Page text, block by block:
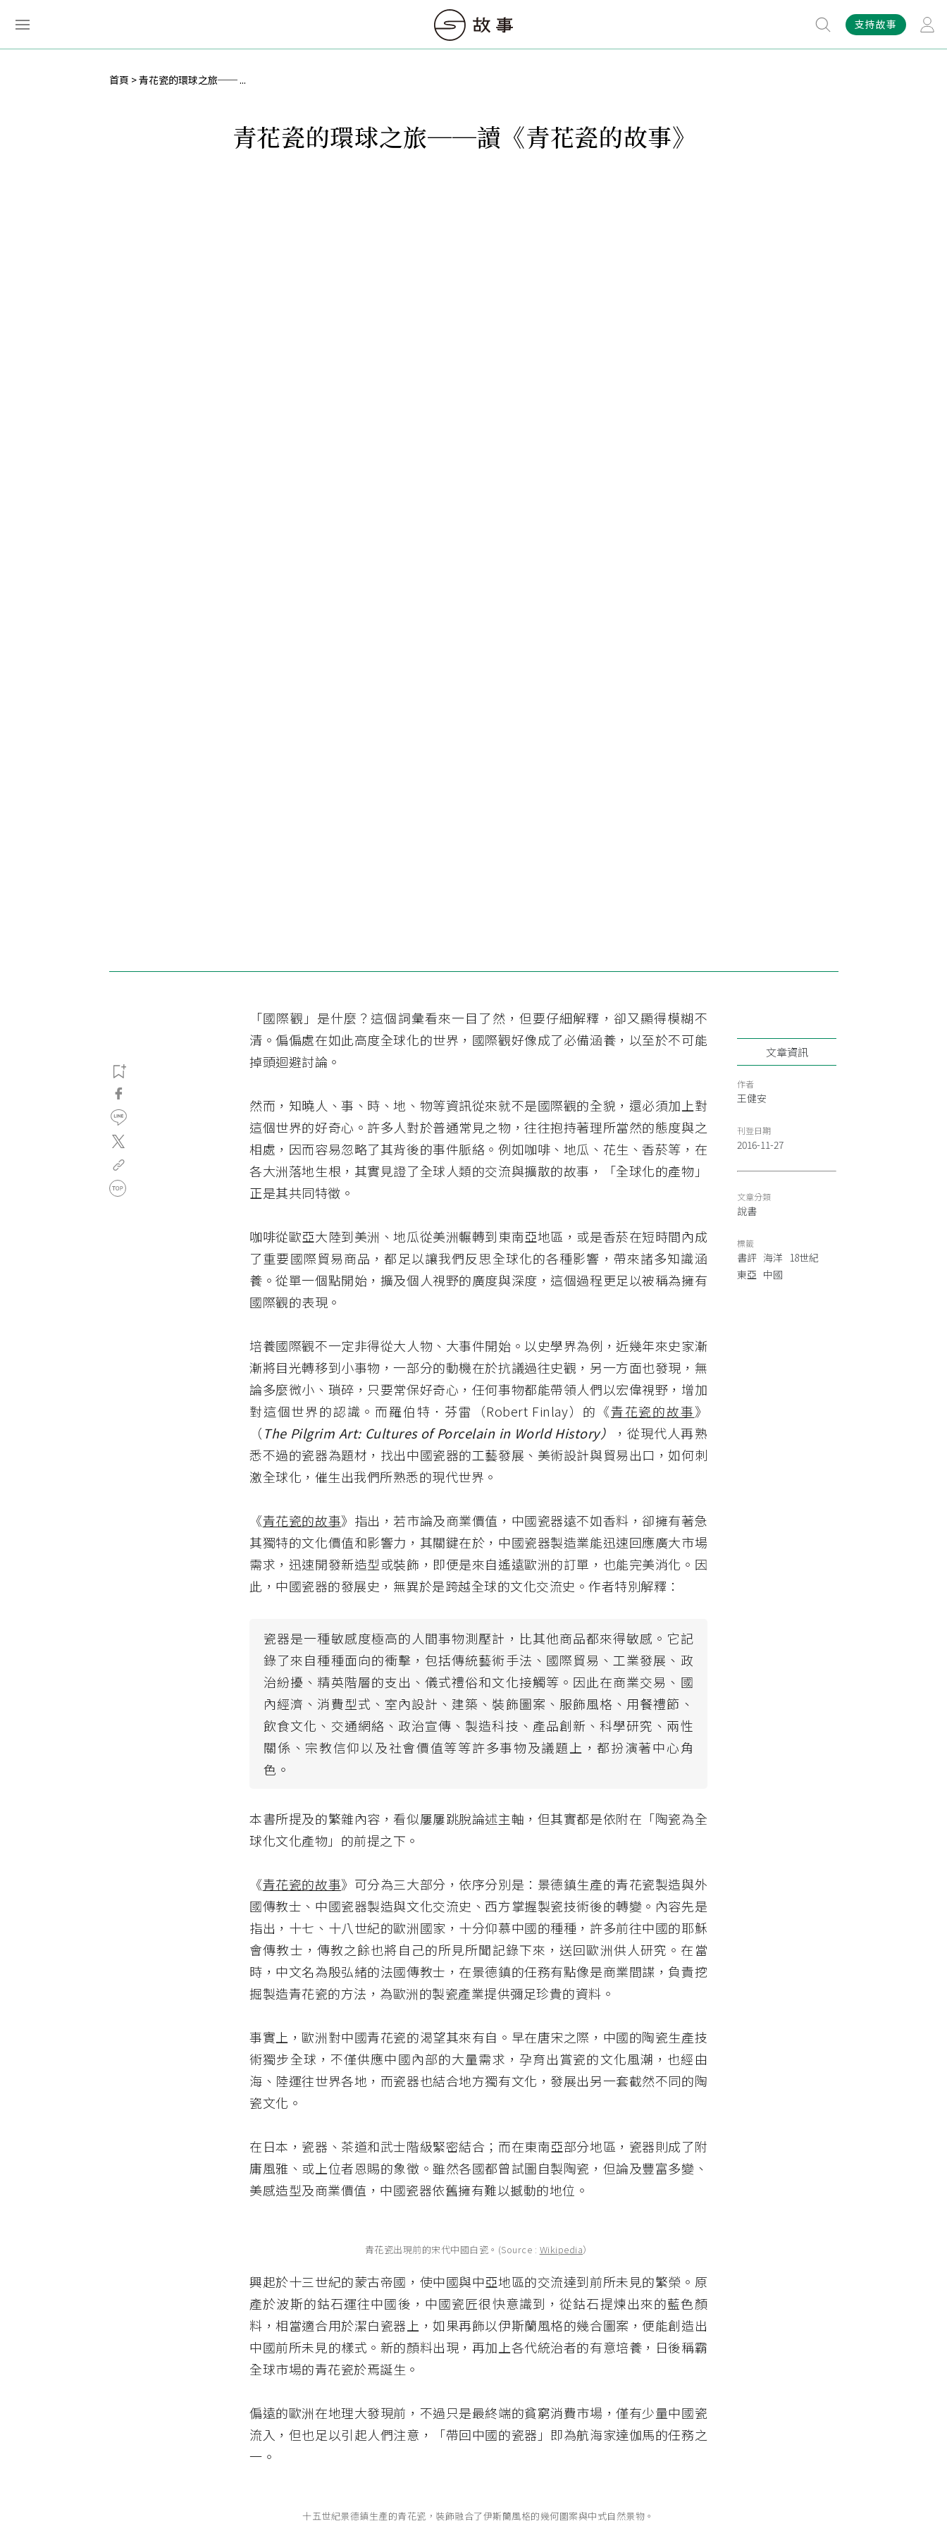
支持故事
首頁 青花瓷的環球之旅── ...
青花瓷的環球之旅──讀《青花瓷的故事》
「國際觀」是什麼？這個詞彙看來一目了然，但要仔細解釋，卻又顯得模糊不
清。偏偏處在如此高度全球化的世界，國際觀好像成了必備涵養，以至於不可能
掉頭迴避討論。
然而，知曉人、事、時、地、物等資訊從來就不是國際觀的全貌，還必須加上對
這個世界的好奇心。許多人對於普通常見之物，往往抱持著理所當然的態度與之
相處，因而容易忽略了其背後的事件脈絡。例如咖啡、地瓜、花生、香菸等，在
各大洲落地生根，其實見證了全球人類的交流與擴散的故事，「全球化的產物」
正是其共同特徵。
咖啡從歐亞大陸到美洲、地瓜從美洲輾轉到東南亞地區，或是香菸在短時間內成
了重要國際貿易商品，都足以讓我們反思全球化的各種影響，帶來諸多知識涵
養。從單一個點開始，擴及個人視野的廣度與深度，這個過程更足以被稱為擁有
國際觀的表現。
培養國際觀不一定非得從大人物、大事件開始。以史學界為例，近幾年來史家漸
漸將目光轉移到小事物，一部分的動機在於抗議過往史觀，另一方面也發現，無
論多麼微小、瑣碎，只要常保好奇心，任何事物都能帶領人們以宏偉視野，增加
對這個世界的認識。而羅伯特．芬雷（Robert Finlay）的《青花瓷的故事》
（The Pilgrim Art: Cultures of Porcelain in World History）
，從現代人再熟
悉不過的瓷器為題材，找出中國瓷器的工藝發展、美術設計與貿易出口，如何刺
激全球化，催生出我們所熟悉的現代世界。
《青花瓷的故事》指出，若市論及商業價值，中國瓷器遠不如香料，卻擁有著急
其獨特的文化價值和影響力，其關鍵在於，中國瓷器製造業能迅速回應廣大市場
需求，迅速開發新造型或裝飾，即便是來自遙遠歐洲的訂單，也能完美消化。因
此，中國瓷器的發展史，無異於是跨越全球的文化交流史。作者特別解釋：
瓷器是一種敏感度極高的人間事物測壓計，比其他商品都來得敏感。它記
錄了來自種種面向的衝擊，包括傳統藝術手法、國際貿易、工業發展、政
治紛擾、精英階層的支出、儀式禮俗和文化接觸等。因此在商業交易、國
內經濟、消費型式、室內設計、建築、裝飾圖案、服飾風格、用餐禮節、
飲食文化、交通網絡、政治宣傳、製造科技、產品創新、科學研究、兩性
關係、宗教信仰以及社會價值等等許多事物及議題上，都扮演著中心角
色。
本書所提及的繁雜內容，看似屢屢跳脫論述主軸，但其實都是依附在「陶瓷為全
球化文化產物」的前提之下。
《青花瓷的故事》可分為三大部分，依序分別是：景德鎮生產的青花瓷製造與外
國傳教士、中國瓷器製造與文化交流史、西方掌握製瓷技術後的轉變。內容先是
指出，十七、十八世紀的歐洲國家，十分仰慕中國的種種，許多前往中國的耶穌
會傳教士，傳教之餘也將自己的所見所聞記錄下來，送回歐洲供人研究。在當
時，中文名為殷弘緒的法國傳教士，在景德鎮的任務有點像是商業間諜，負責挖
掘製造青花瓷的方法，為歐洲的製瓷產業提供彌足珍貴的資料。
事實上，歐洲對中國青花瓷的渴望其來有自。早在唐宋之際，中國的陶瓷生產技
術獨步全球，不僅供應中國內部的大量需求，孕育出賞瓷的文化風潮，也經由
海、陸運往世界各地，而瓷器也結合地方獨有文化，發展出另一套截然不同的陶
瓷文化。
在日本，瓷器、茶道和武士階級緊密結合；而在東南亞部分地區，瓷器則成了附
庸風雅、或上位者恩賜的象徵。雖然各國都曾試圖自製陶瓷，但論及豐富多變、
美感造型及商業價值，中國瓷器依舊擁有難以撼動的地位。
青花瓷出現前的宋代中國白瓷。(Source : Wikipedia）
興起於十三世紀的蒙古帝國，使中國與中亞地區的交流達到前所未見的繁榮。原
產於波斯的鈷石運往中國後，中國瓷匠很快意識到，從鈷石提煉出來的藍色顏
料，相當適合用於潔白瓷器上，如果再飾以伊斯蘭風格的幾合圖案，便能創造出
中國前所未見的樣式。新的顏料出現，再加上各代統治者的有意培養，日後稱霸
全球市場的青花瓷於焉誕生。
偏遠的歐洲在地理大發現前，不過只是最終端的貧窮消費市場，僅有少量中國瓷
流入，但也足以引起人們注意，「帶回中國的瓷器」即為航海家達伽馬的任務之
一。
十五世紀景德鎮生產的青花瓷，裝飾融合了伊斯蘭風格的幾何圖案與中式自然景物。
文章資訊
作者
王健安
刊登日期
2016-11-27
文章分類
說書
標籤
書評 海洋 18世紀
東亞 中國